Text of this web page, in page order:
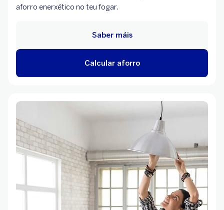
aforro enerxético no teu fogar.
Calcular aforro
Saber máis